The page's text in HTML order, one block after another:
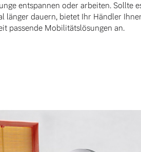
entspannen oder arbeiten. Sollte
länger dauern, bietet Ihr Händler
passende Mobilitätslösungen an.